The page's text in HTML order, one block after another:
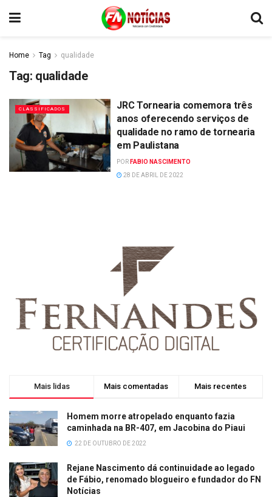
Home Tag qualidade
Tag: qualidade
CLASSIFICADOS
JRC Tornearia comemora três
anos oferecendo serviços de
qualidade no ramo de tornearia
em Paulistana
POR FABIO NASCIMENTO
28 DE ABRIL DE 2022
Mais lidas Mais comentadas Mais recentes
Homem morre atropelado enquanto fazia
caminhada na BR-407, em Jacobina do Piaui
22 DE OUTUBRO DE 2022
Rejane Nascimento dá continuidade ao legado
de Fábio, renomado blogueiro e fundador do FN
Notícias